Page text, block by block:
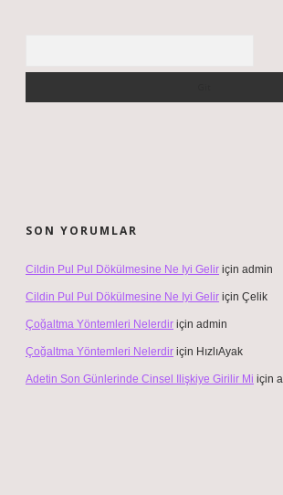
SON YORUMLAR
Cildin Pul Pul Dökülmesine Ne Iyi Gelir için admin
Cildin Pul Pul Dökülmesine Ne Iyi Gelir için Çelik
Çoğaltma Yöntemleri Nelerdir için admin
Çoğaltma Yöntemleri Nelerdir için HızlıAyak
Adetin Son Günlerinde Cinsel Ilişkiye Girilir Mi için